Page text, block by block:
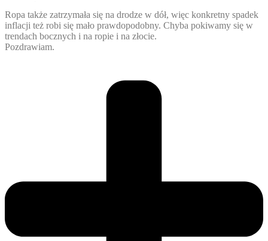
Ropa także zatrzymała się na drodze w dół, więc konkretny spadek
inflacji też robi się mało prawdopodobny. Chyba pokiwamy się w
trendach bocznych i na ropie i na złocie.
Pozdrawiam.